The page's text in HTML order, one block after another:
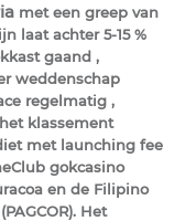
met een greep van
laat achter 5-15 %
gaand ,
weddenschap
regelmatig ,
klassement
met launching fee
gokcasino
en de Filipino
Het